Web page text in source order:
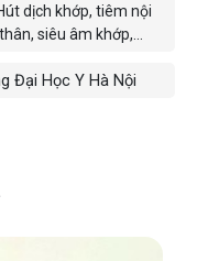
dịch khớp, tiêm nội
siêu âm khớp,...
Đại Học Y Hà Nội